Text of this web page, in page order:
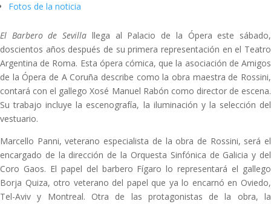
Fotos de la noticia
El Barbero de Sevilla llega al Palacio de la Ópera este sábado,
doscientos años después de su primera representación en el Teatro
Argentina de Roma. Esta ópera cómica, que la asociación de Amigos
de la Ópera de A Coruña describe como la obra maestra de Rossini,
contará con el gallego Xosé Manuel Rabón como director de escena.
Su trabajo incluye la escenografía, la iluminación y la selección del
vestuario.
Marcello Panni, veterano especialista de la obra de Rossini, será el
encargado de la dirección de la Orquesta Sinfónica de Galicia y del
Coro Gaos. El papel del barbero Fígaro lo representará el gallego
Borja Quiza, otro veterano del papel que ya lo encarnó en Oviedo,
Tel-Aviv y Montreal. Otra de las protagonistas de la obra, la